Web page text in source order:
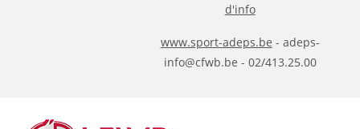
d'info
www.sport-adeps.be - adeps-
info@cfwb.be - 02/413.25.00